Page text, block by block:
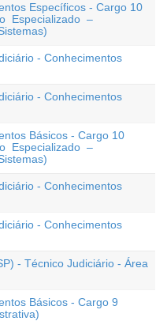
Específicos - Cargo 10
Especializado –
- Conhecimentos
- Conhecimentos
Básicos - Cargo 10
Especializado –
- Conhecimentos
- Conhecimentos
- Técnico Judiciário - Área
Básicos - Cargo 9